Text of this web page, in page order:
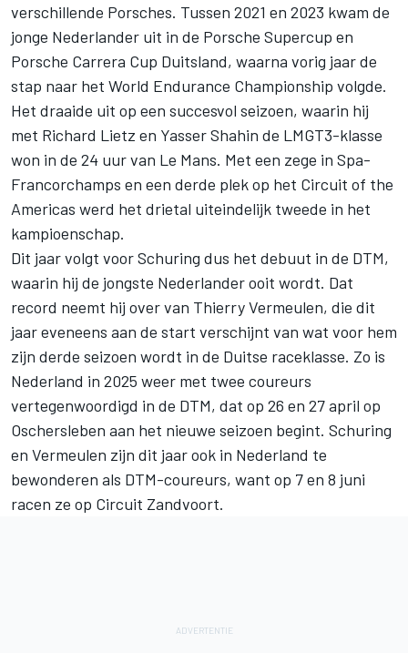
verschillende Porsches. Tussen 2021 en 2023 kwam de
jonge Nederlander uit in de Porsche Supercup en
Porsche Carrera Cup Duitsland, waarna vorig jaar de
stap naar het World Endurance Championship volgde.
Het draaide uit op een succesvol seizoen, waarin hij
met Richard Lietz en Yasser Shahin de LMGT3-klasse
won in de 24 uur van Le Mans. Met een zege in Spa-
Francorchamps en een derde plek op het Circuit of the
Americas werd het drietal uiteindelijk tweede in het
kampioenschap.
Dit jaar volgt voor Schuring dus het debuut in de DTM,
waarin hij de jongste Nederlander ooit wordt. Dat
record neemt hij over van Thierry Vermeulen, die dit
jaar eveneens aan de start verschijnt van wat voor hem
zijn derde seizoen wordt in de Duitse raceklasse. Zo is
Nederland in 2025 weer met twee coureurs
vertegenwoordigd in de DTM, dat op 26 en 27 april op
Oschersleben aan het nieuwe seizoen begint. Schuring
en Vermeulen zijn dit jaar ook in Nederland te
bewonderen als DTM-coureurs, want op 7 en 8 juni
racen ze op Circuit Zandvoort.